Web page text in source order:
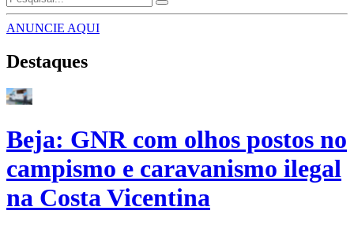
ANUNCIE AQUI
Destaques
Beja: GNR com olhos postos no
campismo e caravanismo ilegal
na Costa Vicentina